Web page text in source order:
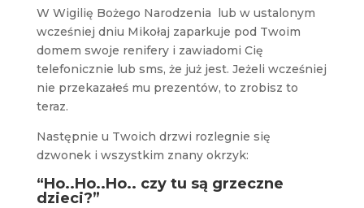
W Wigilię Bożego Narodzenia lub w ustalonym
wcześniej dniu Mikołaj zaparkuje pod Twoim
domem swoje renifery i zawiadomi Cię
telefonicznie lub sms, że już jest. Jeżeli wcześniej
nie przekazałeś mu prezentów, to zrobisz to
teraz.
Następnie u Twoich drzwi rozlegnie się
dzwonek i wszystkim znany okrzyk:
“Ho..Ho..Ho.. czy tu są grzeczne
dzieci?”